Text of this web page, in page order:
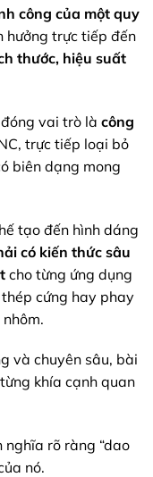
công của một quy
hưởng trực tiếp đến
thước, hiệu suất
vai trò là công
trực tiếp loại bỏ
biên dạng mong
tạo đến hình dáng
có kiến thức sâu
cho từng ứng dụng
cứng hay phay
và chuyên sâu, bài
khía cạnh quan
rõ ràng “dao
nó.